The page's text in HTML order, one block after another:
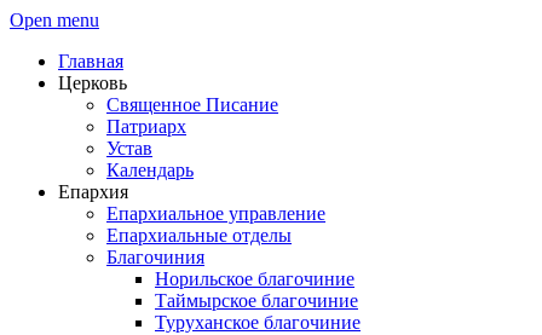
Open menu
Главная
Церковь
Священное Писание
Патриарх
Устав
Календарь
Епархия
Епархиальное управление
Епархиальные отделы
Благочиния
Норильское благочиние
Таймырское благочиние
Туруханское благочиние